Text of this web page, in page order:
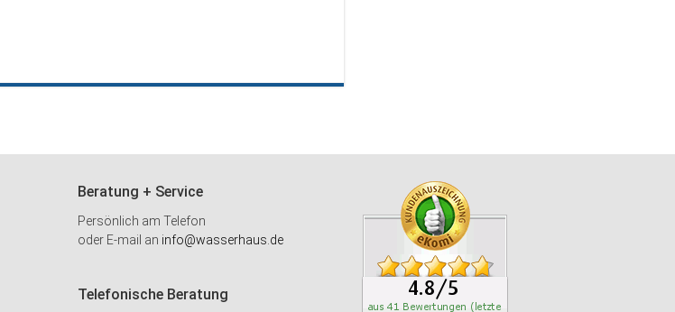
Beratung + Service
Persönlich am Telefon
oder E-mail an info@wasserhaus.de
Telefonische Beratung